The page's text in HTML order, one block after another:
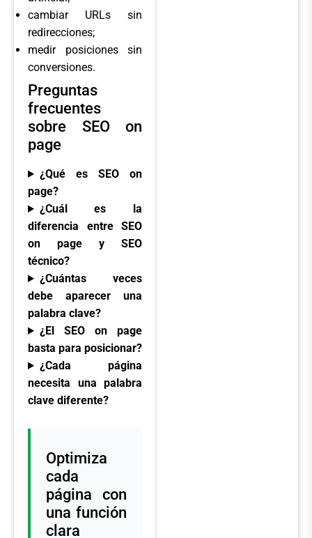
cambiar URLs sin
redirecciones;
medir posiciones sin
conversiones.
Preguntas
frecuentes
sobre SEO on
page
¿Qué es SEO on
page?
¿Cuál es la
diferencia entre SEO
on page y SEO
técnico?
¿Cuántas veces
debe aparecer una
palabra clave?
¿El SEO on page
basta para posicionar?
¿Cada página
necesita una palabra
clave diferente?
Optimiza
cada
página con
una función
clara